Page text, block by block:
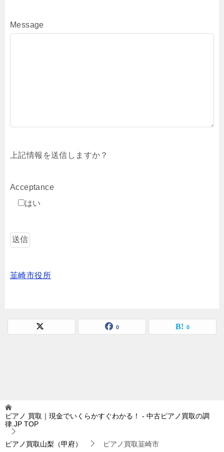
Message
上記情報を送信しますか？
Acceptance
はい
韮崎市役所
0 0
ピアノ 買取｜現金でいくらかすぐわかる！ - 中古ピアノ買取の調
律.JP TOP
ピアノ買取山梨（甲府） ピアノ買取韮崎市